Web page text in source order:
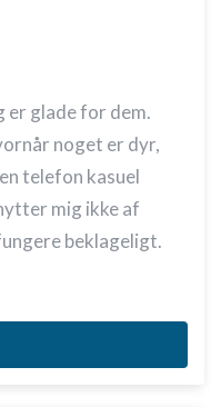
er glade for dem.
noget er dyr,
telefon kasuel
mig ikke af
beklageligt.